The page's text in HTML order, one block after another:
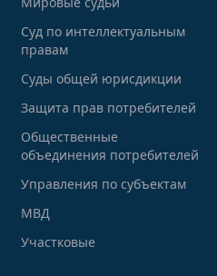
Суд по интеллектуальным
правам
Суды общей юрисдикции
Защита прав потребителей
Общественные
объединения потребителей
Управления по субъектам
МВД
Участковые